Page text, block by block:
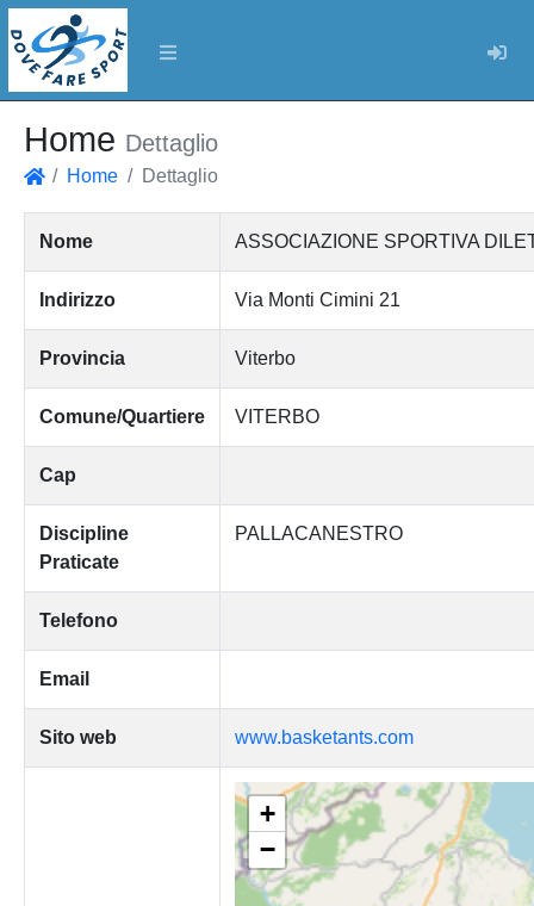
Home Dettaglio
Home Dettaglio
Nome ASSOCIAZIONE SPORTIVA
Indirizzo Via Monti Cimini 21
Provincia Viterbo
Comune/Quartiere VITERBO
Cap
Discipline
Praticate
PALLACANESTRO
Telefono
Email
Sito web www.basketants.com
+
−